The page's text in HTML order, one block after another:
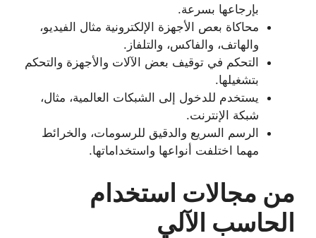
بإرجاعها بسرعة.
محاكاة بعص الأجهزة الإلكترونية مثال الفيديو،
والهاتف، والفاكس، والتلفاز.
التحكم في توقيف بعض الآلات والأجهزة والتحكم
بتشغيلها.
يستخدم للدخول إلى الشبكات العالمية، مثال،
شبكة الإنترنت.
الرسم السريع والدقيق للرسومات، والخرائط
مهما اختلفت أنواعها واستخداماتها.
من مجالات استخدام
الحاسب الآلي